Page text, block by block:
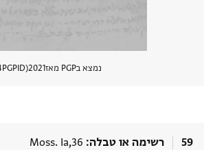
נמצא בPGP מאז 2021
PGPID
59 רשימה או טבלה Moss. Ia,36